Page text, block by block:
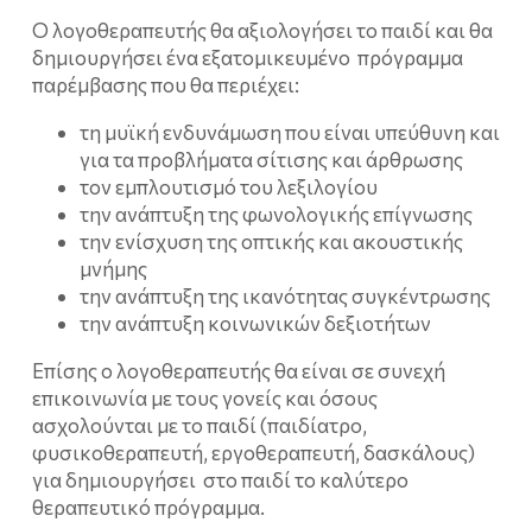
Ο λογοθεραπευτής θα αξιολογήσει το παιδί και θα
δημιουργήσει ένα εξατομικευμένο πρόγραμμα
παρέμβασης που θα περιέχει:
τη μυϊκή ενδυνάμωση που είναι υπεύθυνη και
για τα προβλήματα σίτισης και άρθρωσης
τον εμπλουτισμό του λεξιλογίου
την ανάπτυξη της φωνολογικής επίγνωσης
την ενίσχυση της οπτικής και ακουστικής
μνήμης
την ανάπτυξη της ικανότητας συγκέντρωσης
την ανάπτυξη κοινωνικών δεξιοτήτων
Επίσης ο λογοθεραπευτής θα είναι σε συνεχή
επικοινωνία με τους γονείς και όσους
ασχολούνται με το παιδί (παιδίατρο,
φυσικοθεραπευτή, εργοθεραπευτή, δασκάλους)
για δημιουργήσει στο παιδί το καλύτερο
θεραπευτικό πρόγραμμα.